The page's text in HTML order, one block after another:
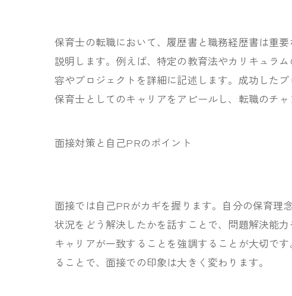
保育士の転職において、履歴書と職務経歴書は重
説明します。例えば、特定の教育法やカリキュラ
容やプロジェクトを詳細に記述します。成功した
保育士としてのキャリアをアピールし、転職のチャ
面接対策と自己PRのポイント
面接では自己PRがカギを握ります。自分の保育理
状況をどう解決したかを話すことで、問題解決能
キャリアが一致することを強調することが大切で
ることで、面接での印象は大きく変わります。